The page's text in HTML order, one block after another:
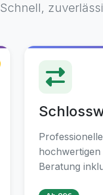
Schnell,
Beratung